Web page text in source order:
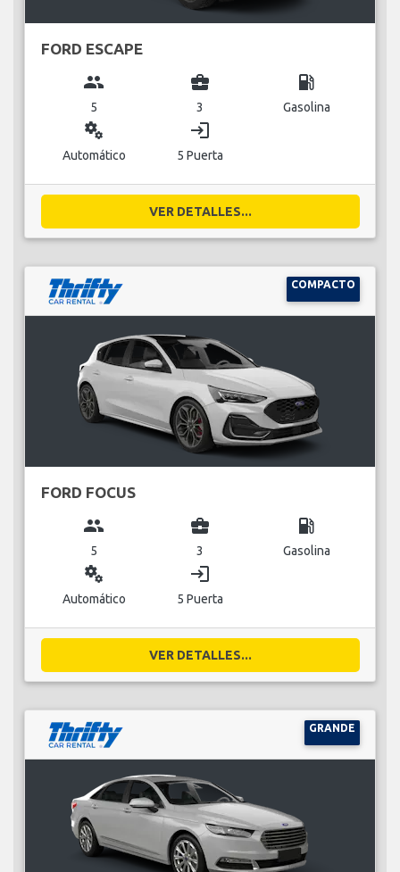
FORD ESCAPE
group
5
business_center
3
local_gas_station
Gasolina
miscellaneous_services
Automático
login
5 Puerta
VER DETALLES...
COMPACTO
FORD FOCUS
group
5
business_center
3
local_gas_station
Gasolina
miscellaneous_services
Automático
login
5 Puerta
VER DETALLES...
GRANDE